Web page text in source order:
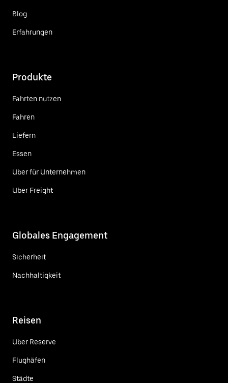
Blog
Erfahrungen
Produkte
Fahrten nutzen
Fahren
Liefern
Essen
Uber für Unternehmen
Uber Freight
Globales Engagement
Sicherheit
Nachhaltigkeit
Reisen
Uber Reserve
Flughäfen
Städte